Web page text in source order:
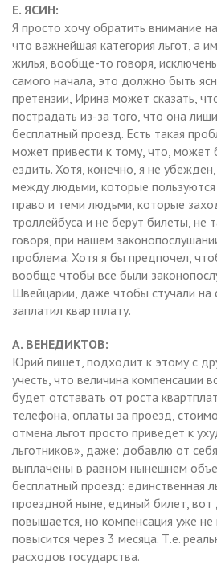
Е. ЯСИН:
Я просто хочу обратить внимание
что важнейшая категория льгот, а
жилья, вообще-то говоря,
самого начала, это должно быть
претензии, Ирина может сказать,
пострадать из-за того, что она
бесплатный проезд. Есть такая
может привести к тому, что, может
ездить. Хотя, конечно, я не
между людьми, которые
право и теми людьми, которые
троллейбуса и не берут билеты, не
говоря, при нашем
проблема. Хотя я бы предпочел,
вообще чтобы все были
Швейцарии, даже чтобы стучали на
заплатил квартплату.
А. ВЕНЕДИКТОВ:
Юрий пишет, подходит к этому с
учесть, что величина компенсации
будет отставать от роста
телефона, оплаты за проезд,
отмена льгот просто приведет к
льготников», даже: добавлю от
выплачены в равном нынешнем
бесплатный проезд: единственная
проездной ныне, единый билет,
повышается, но компенсация уже не
повысится через 3 месяца. Т.е.
расходов государства.